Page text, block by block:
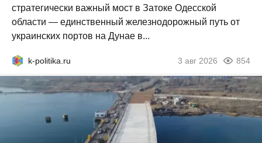
стратегически важный мост в Затоке Одесской
области — единственный железнодорожный путь от
украинских портов на Дунае в...
k-politika.ru 3 авг 2026 854